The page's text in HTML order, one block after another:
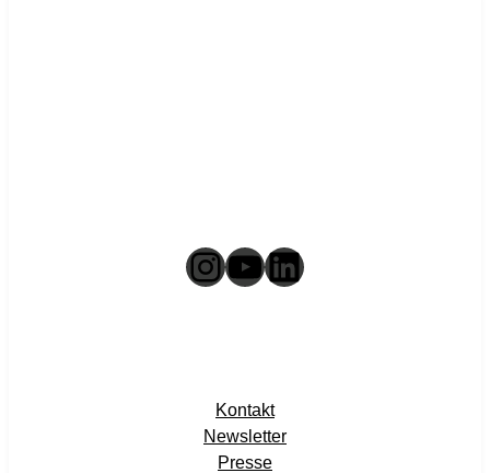
Instagram
YouTube
LinkedIn
Kontakt
Newsletter
Presse